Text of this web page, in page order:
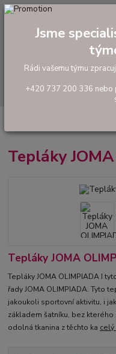
tel: +420 737 200 336
Tréninkové
JOMA OLIMPIADA
Tepláky
Tepláky JOMA
Tepláky JOMA OLIMPIADA I
řady JOMA OLIMPIADA. Tyto
jakoukoli sportovní aktivitu, i
základem šatníku, bez
odolná tkanina z těchto ka
Jsme
Rádi vašemu týmu
+420 737 200 336 nebo